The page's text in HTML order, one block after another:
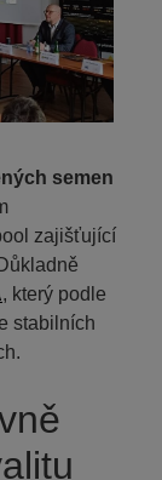
semen
zajišťující
, který podle
stabilních